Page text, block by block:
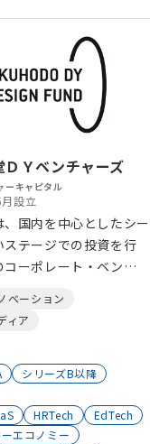
Ｙベンチャーズ
ーキャピタル
設立
国内を中心としたシー
ステージでの投資を行
ーポレート・ベン
ベーション
ィア
シリーズB以降
HRTech
EdTech
エコノミー